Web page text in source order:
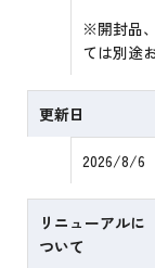
※開封品
ては別途
更新日
2026/8/6
リニューアルに
ついて